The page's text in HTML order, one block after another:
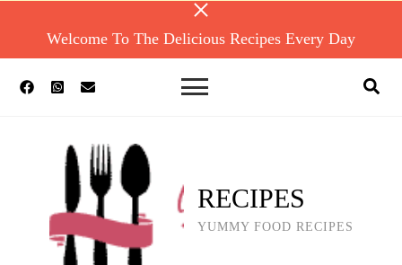
Welcome To The Delicious Recipes Every Day
RECIPES
YUMMY FOOD RECIPES